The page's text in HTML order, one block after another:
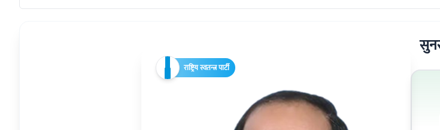
राष्ट्रिय स्वतन्त्र पार्टी